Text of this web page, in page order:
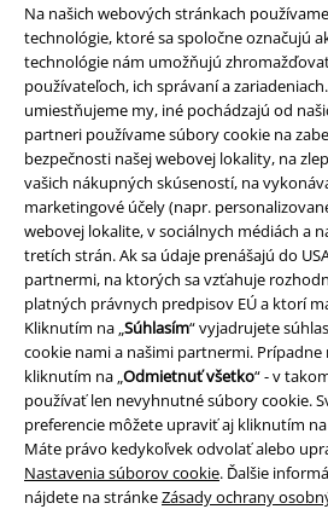
Na našich webových stránkach
technológie, ktoré sa spoločne označujú
technológie nám umožňujú
používateľoch, ich správaní a
umiestňujeme my, iné pochádzajú od
partneri používame súbory cookie na
bezpečnosti našej webovej lokality, na
vašich nákupných skúseností, na
marketingové účely (napr.
webovej lokalite, v sociálnych médiách a
tretích strán. Ak sa údaje prenášajú do
partnermi, na ktorých sa vzťahuje
platných právnych predpisov EÚ a ktorí
Kliknutím na „ Súhlasím“ vyjadrujete
cookie nami a našimi partnermi.
kliknutím na „ Odmietnuť všetko“ - v
používať len nevyhnutné súbory cookie.
preferencie môžete upraviť aj kliknutím na „
Máte právo kedykoľvek odvolať alebo
Nastavenia súborov cookie. Ďalšie
nájdete na stránkeZásady ochrany
Právne informácie
Podmienky
Imprint
Ochrana osobných údajov
Likvidácia odpadu a ochrana životného
Vyhlásenie o zhode
Informácie o prístupnosti
Nastavenia súborov cookie